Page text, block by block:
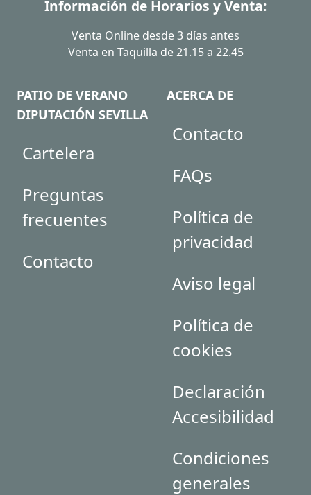
Información de Horarios y Venta:
Venta Online desde 3 días antes
Venta en Taquilla de 21.15 a 22.45
PATIO DE VERANO
DIPUTACIÓN SEVILLA
Cartelera
Preguntas
frecuentes
Contacto
ACERCA DE
Contacto
FAQs
Política de
privacidad
Aviso legal
Política de
cookies
Declaración
Accesibilidad
Condiciones
generales